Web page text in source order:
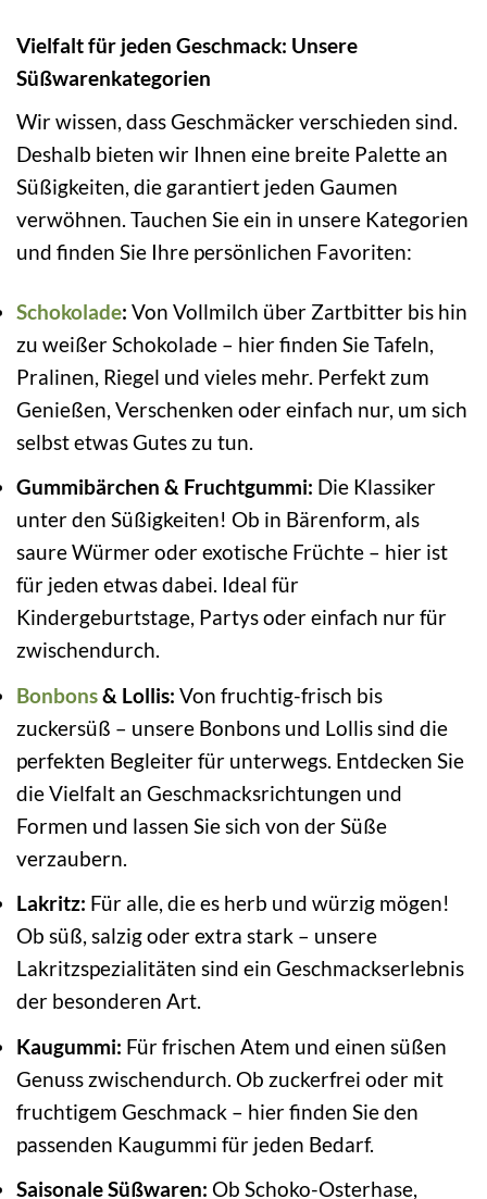
Vielfalt für jeden Geschmack: Unsere
Süßwarenkategorien
Wir wissen, dass Geschmäcker verschieden sind.
Deshalb bieten wir Ihnen eine breite Palette an
Süßigkeiten, die garantiert jeden Gaumen
verwöhnen. Tauchen Sie ein in unsere Kategorien
und finden Sie Ihre persönlichen Favoriten:
Schokolade: Von Vollmilch über Zartbitter bis hin
zu weißer Schokolade – hier finden Sie Tafeln,
Pralinen, Riegel und vieles mehr. Perfekt zum
Genießen, Verschenken oder einfach nur, um sich
selbst etwas Gutes zu tun.
Gummibärchen & Fruchtgummi: Die Klassiker
unter den Süßigkeiten! Ob in Bärenform, als
saure Würmer oder exotische Früchte – hier ist
für jeden etwas dabei. Ideal für
Kindergeburtstage, Partys oder einfach nur für
zwischendurch.
Bonbons& Lollis: Von fruchtig-frisch bis
zuckersüß – unsere Bonbons und Lollis sind die
perfekten Begleiter für unterwegs. Entdecken Sie
die Vielfalt an Geschmacksrichtungen und
Formen und lassen Sie sich von der Süße
verzaubern.
Lakritz: Für alle, die es herb und würzig mögen!
Ob süß, salzig oder extra stark – unsere
Lakritzspezialitäten sind ein Geschmackserlebnis
der besonderen Art.
Kaugummi: Für frischen Atem und einen süßen
Genuss zwischendurch. Ob zuckerfrei oder mit
fruchtigem Geschmack – hier finden Sie den
passenden Kaugummi für jeden Bedarf.
Saisonale Süßwaren: Ob Schoko-Osterhase,